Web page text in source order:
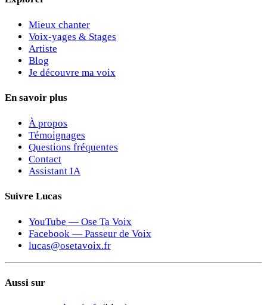
Mieux chanter
Voix-yages & Stages
Artiste
Blog
Je découvre ma voix
En savoir plus
À propos
Témoignages
Questions fréquentes
Contact
Assistant IA
Suivre Lucas
YouTube — Ose Ta Voix
Facebook — Passeur de Voix
lucas@osetavoix.fr
Aussi sur